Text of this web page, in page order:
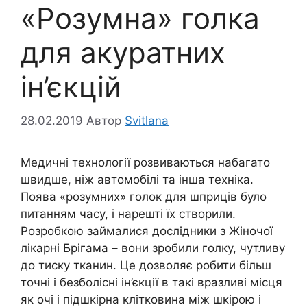
«Розумна» голка
для акуратних
ін’єкцій
28.02.2019 Автор Svitlana
Медичні технології розвиваються набагато
швидше, ніж автомобілі та інша техніка.
Поява «розумних» голок для шприців було
питанням часу, і нарешті їх створили.
Розробкою займалися дослідники з Жіночої
лікарні Брігама – вони зробили голку, чутливу
до тиску тканин. Це дозволяє робити більш
точні і безболісні ін’єкції в такі вразливі місця
як очі і підшкірна клітковина між шкірою і